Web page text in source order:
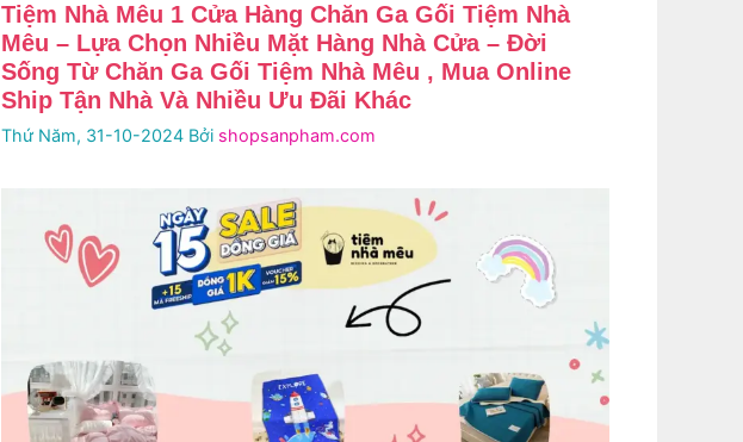
Tiệm Nhà Mêu 1 Cửa Hàng Chăn Ga Gối Tiệm Nhà
Mêu – Lựa Chọn Nhiều Mặt Hàng Nhà Cửa – Đời
Sống Từ Chăn Ga Gối Tiệm Nhà Mêu , Mua Online
Ship Tận Nhà Và Nhiều Ưu Đãi Khác
Thứ Năm, 31-10-2024 Bởi shopsanpham.com